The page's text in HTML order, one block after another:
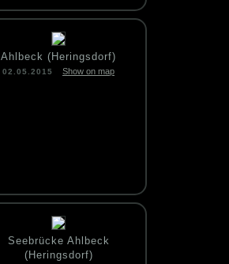
Ahlbeck (Heringsdorf)
02.05.2015 Show on map
Seebrücke Ahlbeck
(Heringsdorf)